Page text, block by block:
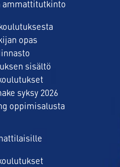
ammattitutkinto
opas
sisältö
syksy 2026
oppimisalusta